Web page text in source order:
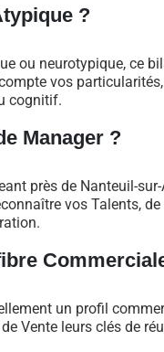
?
ou neurotypique, ce
vos
cognitif.
Manager ?
près de Nanteuil-
vos Talents,
un profil
Vente leurs clés de